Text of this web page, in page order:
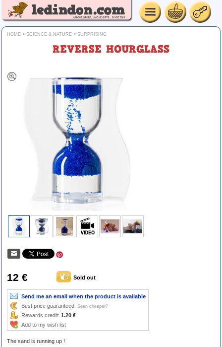
HOME > SCIENCE & NATURE > SURPRISING
REVERSE HOURGLASS
12 € Sold out
Send me an email when the product is available
Best price guaranteed. Seen cheaper?
Rewards credit: 1.20 €
Add to my wish list
The sand is running up !